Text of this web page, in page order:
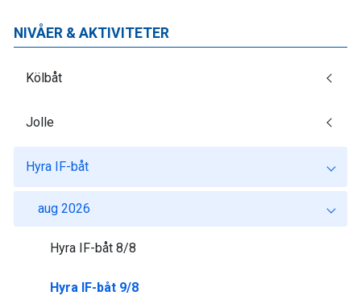
NIVÅER & AKTIVITETER
Kölbåt
Jolle
Hyra IF-båt
aug 2026
Hyra IF-båt 8/8
Hyra IF-båt 9/8